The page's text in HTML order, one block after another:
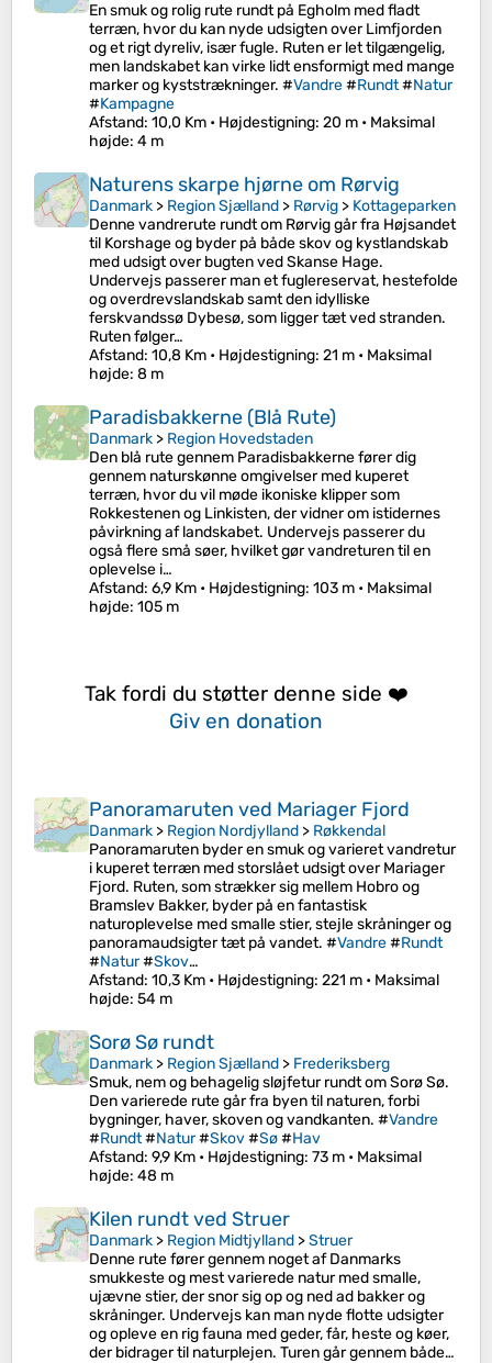
En smuk og rolig rute rundt på Egholm med fladt
terræn, hvor du kan nyde udsigten over Limfjorden
og et rigt dyreliv, især fugle. Ruten er let tilgængelig,
men landskabet kan virke lidt ensformigt med mange
marker og kyststrækninger. #Vandre#Rundt#Natur
#Kampagne
Afstand: 10,0 Km • Højdestigning: 20 m • Maksimal
højde: 4 m
Naturens skarpe hjørne om Rørvig
Danmark > Region Sjælland > Rørvig > Kottageparken
Denne vandrerute rundt om Rørvig går fra Højsandet
til Korshage og byder på både skov og kystlandskab
med udsigt over bugten ved Skanse Hage.
Undervejs passerer man et fuglereservat, hestefolde
og overdrevslandskab samt den idylliske
ferskvandssø Dybesø, som ligger tæt ved stranden.
Ruten følger…
Afstand: 10,8 Km • Højdestigning: 21 m • Maksimal
højde: 8 m
Paradisbakkerne (Blå Rute)
Danmark > Region Hovedstaden
Den blå rute gennem Paradisbakkerne fører dig
gennem naturskønne omgivelser med kuperet
terræn, hvor du vil møde ikoniske klipper som
Rokkestenen og Linkisten, der vidner om istidernes
påvirkning af landskabet. Undervejs passerer du
også flere små søer, hvilket gør vandreturen til en
oplevelse i…
Afstand: 6,9 Km • Højdestigning: 103 m • Maksimal
højde: 105 m
Tak fordi du støtter denne side ❤️
Giv en donation
Panoramaruten ved Mariager Fjord
Danmark > Region Nordjylland > Røkkendal
Panoramaruten byder en smuk og varieret vandretur
i kuperet terræn med storslået udsigt over Mariager
Fjord. Ruten, som strækker sig mellem Hobro og
Bramslev Bakker, byder på en fantastisk
naturoplevelse med smalle stier, stejle skråninger og
panoramaudsigter tæt på vandet. #Vandre#Rundt
#Natur#Skov…
Afstand: 10,3 Km • Højdestigning: 221 m • Maksimal
højde: 54 m
Sorø Sø rundt
Danmark > Region Sjælland > Frederiksberg
Smuk, nem og behagelig sløjfetur rundt om Sorø Sø.
Den varierede rute går fra byen til naturen, forbi
bygninger, haver, skoven og vandkanten. #Vandre
#Rundt#Natur#Skov#Sø#Hav
Afstand: 9,9 Km • Højdestigning: 73 m • Maksimal
højde: 48 m
Kilen rundt ved Struer
Danmark > Region Midtjylland >Struer
Denne rute fører gennem noget af Danmarks
smukkeste og mest varierede natur med smalle,
ujævne stier, der snor sig op og ned ad bakker og
skråninger. Undervejs kan man nyde flotte udsigter
og opleve en rig fauna med geder, får, heste og køer,
der bidrager til naturplejen. Turen går gennem både…